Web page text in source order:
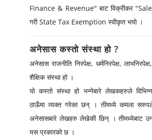
Finance & Revenue" बाट विक्रीकर
गरी State Tax Exemption स्वीकृत भयो ।
अनेसास कस्तो संस्था हो ?
अनेसास राजनीति निरपेक्ष, धर्मनिरपेक्ष,
शैक्षिक संस्था हो ।
यो कस्तो संस्था हो भन्नेबारे लेखकहरुले विभिन्न
ठाऊँमा व्यक्त गरेका छन् । तीमध्ये कमला
अनेसासबारे लेखहरु लेखेकी छिन् । तीमध्येबाट
यस प्रकारको छ ।